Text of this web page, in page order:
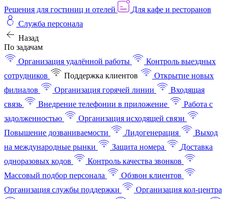
Решения для гостиниц и отелей
Для кафе и ресторанов
Служба персонала
Назад
По задачам
Организация удалённой работы
Контроль выездных
сотрудников
Поддержка клиентов
Открытие новых
филиалов
Организация горячей линии
Входящая
связь
Внедрение телефонии в приложение
Работа с
задолженностью
Организация исходящей связи
Повышение дозваниваемости
Лидогенерация
Выход
на международные рынки
Защита номера
Доставка
одноразовых кодов
Контроль качества звонков
Массовый подбор персонала
Обзвон клиентов
Организация службы поддержки
Организация кол-центра